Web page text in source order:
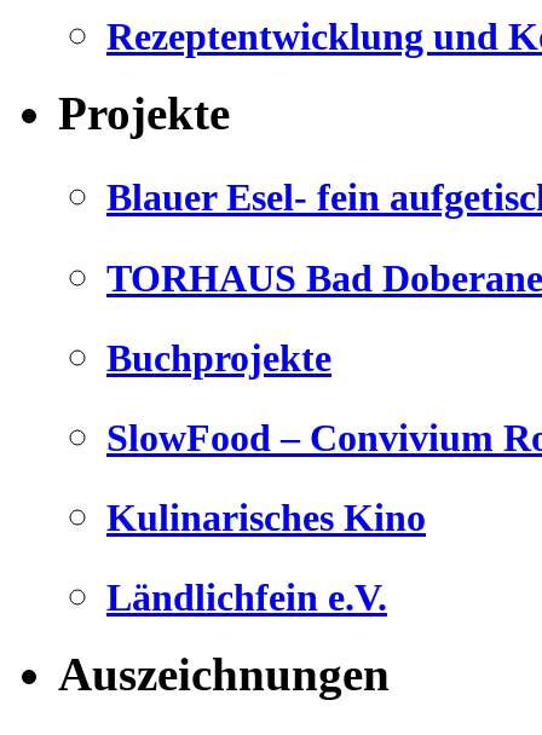
Rezeptentwicklung und
Projekte
Blauer Esel- fein
TORHAUS Bad
Buchprojekte
SlowFood – Convivium
Kulinarisches Kino
Ländlichfein e.V.
Auszeichnungen